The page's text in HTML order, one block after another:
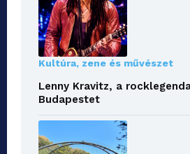
Kultúra, zene és művészet
Lenny Kravitz, a
Budapestet